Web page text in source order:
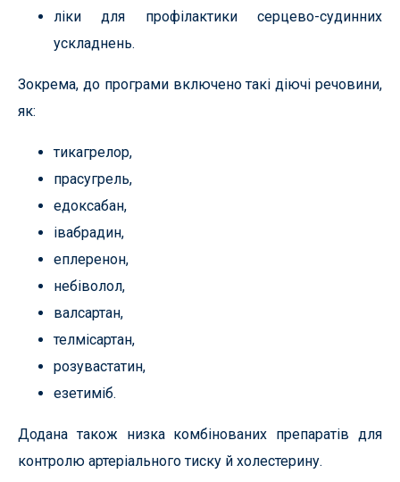
ліки для профілактики серцево-судинних
ускладнень.
Зокрема, до програми включено такі діючі речовини,
як:
тикагрелор,
прасугрель,
едоксабан,
івабрадин,
еплеренон,
небіволол,
валсартан,
телмісартан,
розувастатин,
езетиміб.
Додана також низка комбінованих препаратів для
контролю артеріального тиску й холестерину.